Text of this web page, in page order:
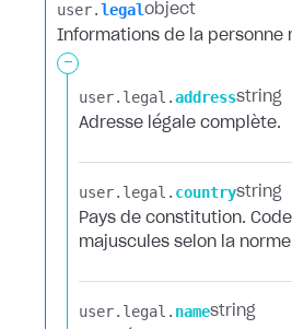
user.​legalobject
Informations de la personne
-
user.​ legal.​addressstring
Adresse légale complète.
user.​ legal.​ countrystring
Pays de constitution.
majuscules selon la norme
user.​ legal.​ namestring